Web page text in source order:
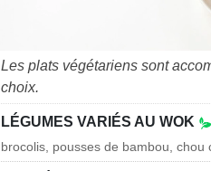
Les plats végétariens sont
choix.
LÉGUMES VARIÉS AU WOK
brocolis, pousses de bambou,